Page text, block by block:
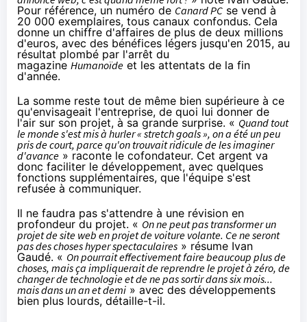
Pour référence, un numéro de Canard PC se vend à
20 000 exemplaires, tous canaux confondus. Cela
donne un chiffre d'affaires de plus de deux millions
d'euros, avec des bénéfices légers jusqu'en 2015, au
résultat plombé par l'arrêt du
magazine Humanoïde et les attentats de la fin
d'année.
La somme reste tout de même bien supérieure à ce
qu'envisageait l'entreprise, de quoi lui donner de
l'air sur son projet, à sa grande surprise. « Quand tout
le monde s'est mis à hurler « stretch goals », on a été un peu
pris de court, parce qu'on trouvait ridicule de les imaginer
d'avance » raconte le cofondateur. Cet argent va
donc faciliter le développement, avec quelques
fonctions supplémentaires, que l'équipe s'est
refusée à communiquer.
Il ne faudra pas s'attendre à une révision en
profondeur du projet. « On ne peut pas transformer un
projet de site web en projet de voiture volante. Ce ne seront
pas des choses hyper spectaculaires » résume Ivan
Gaudé. « On pourrait effectivement faire beaucoup plus de
choses, mais ça impliquerait de reprendre le projet à zéro, de
changer de technologie et de ne pas sortir dans six mois...
mais dans un an et demi » avec des développements
bien plus lourds, détaille-t-il.